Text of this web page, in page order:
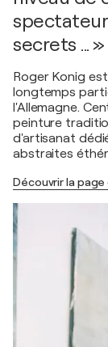
secrets ... »
Roger Konig
longtemps
l'Allemagne.
peinture
d'artisanat
abstraites
Découvrir la page